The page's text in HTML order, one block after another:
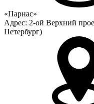
«Парнас»
Адрес: 2-ой Верхний
Петербург)